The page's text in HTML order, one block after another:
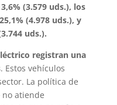
(3.579 uds.), los
(4.978 uds.), y
uds.).
registran una
. Estos vehículos
La política de
atiende